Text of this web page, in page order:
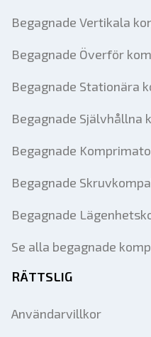
Begagnade Vertikala
Begagnade Överför
Begagnade Stationära
Begagnade Självhållna
Begagnade
Begagnade
Begagnade
Se alla begagnade
RÄTTSLIG
Användarvillkor